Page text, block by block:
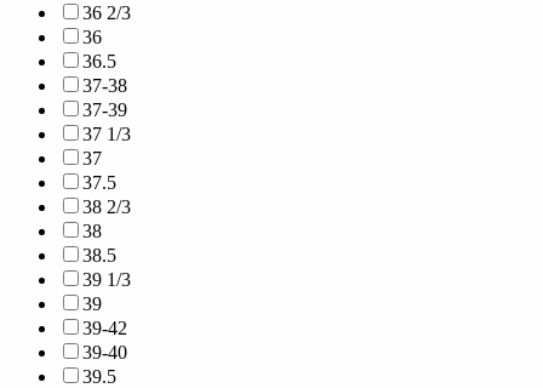
36 2/3
36
36.5
37-38
37-39
37 1/3
37
37.5
38 2/3
38
38.5
39 1/3
39
39-42
39-40
39.5